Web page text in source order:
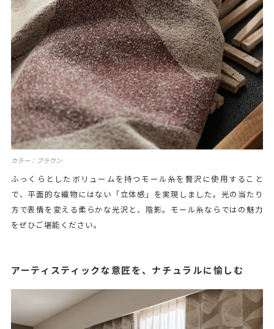
カラー：ブラウン
ふっくらとしたボリュームを持つモール糸を贅沢に使用すること
で、平面的な織物にはない「立体感」を実現しました。光の当たり
方で表情を変える柔らかな光沢と、陰影。モール糸ならではの魅力
をぜひご堪能ください。
アーティスティックな意匠を、ナチュラルに愉しむ